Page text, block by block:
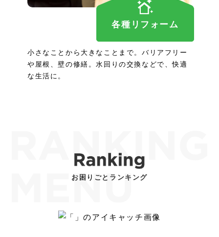
各種リフォーム
小さなことから大きなことまで。バリアフリー
や屋根、壁の修繕。水回りの交換などで、快適
な生活に。
お困りごとランキング